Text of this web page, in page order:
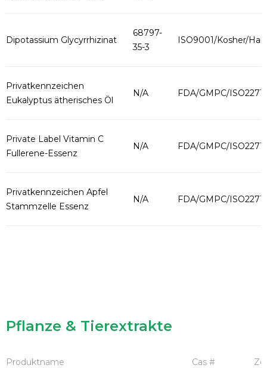
Dipotassium Glycyrrhizinat
68797-
35-3
ISO9001/Kosher/
Privatkennzeichen
Eukalyptus ätherisches Öl
N/A FDA/GMPC/
Private Label Vitamin C
Fullerene-Essenz
N/A FDA/GMPC/
Privatkennzeichen Apfel
Stammzelle Essenz
N/A FDA/GMPC/
Pflanze & Tierextrakte
Produktname Cas #